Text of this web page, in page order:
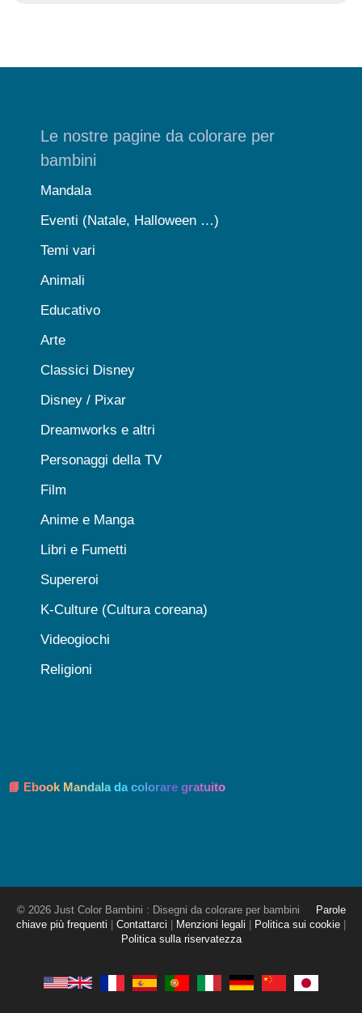
Le nostre pagine da colorare per
bambini
Mandala
Eventi (Natale, Halloween …)
Temi vari
Animali
Educativo
Arte
Classici Disney
Disney / Pixar
Dreamworks e altri
Personaggi della TV
Film
Anime e Manga
Libri e Fumetti
Supereroi
K-Culture (Cultura coreana)
Videogiochi
Religioni
📘 Ebook Mandala da colorare gratuito
© 2026 Just Color Bambini : Disegni da colorare per bambini
Parole
chiave più frequenti
Contattarci Menzioni legali Politica sui cookie
Politica sulla riservatezza